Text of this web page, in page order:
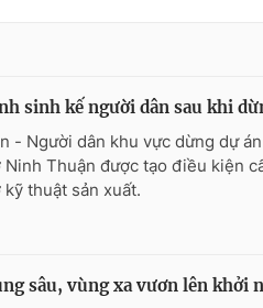
sinh kế người dân sau khi
- Người dân khu vực dừng dự
Ninh Thuận được tạo điều kiện
thuật sản xuất.
sâu, vùng xa vươn lên khởi